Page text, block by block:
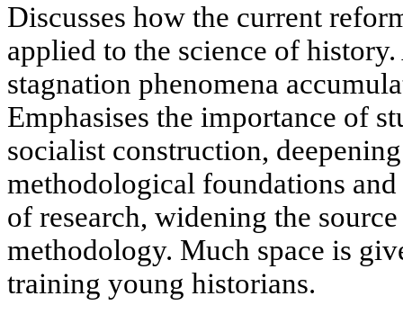
Discusses how the current
applied to the science of
stagnation phenomena
Emphasises the importance of
socialist construction,
methodological foundations
of research, widening the
methodology. Much space is
training young historians.